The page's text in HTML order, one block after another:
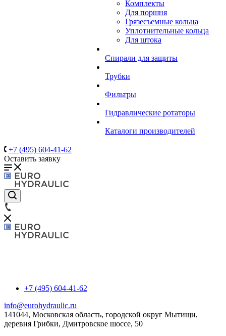
Комплекты
Для поршня
Грязесъемные кольца
Уплотнительные кольца
Для штока
Спирали для защиты
Трубки
Фильтры
Гидравлические ротаторы
Каталоги производителей
+7 (495) 604-41-62
Оставить заявку
+7 (495) 604-41-62
info@eurohydraulic.ru
141044, Московская область, городской округ Мытищи,
деревня Грибки, Дмитровское шоссе, 50